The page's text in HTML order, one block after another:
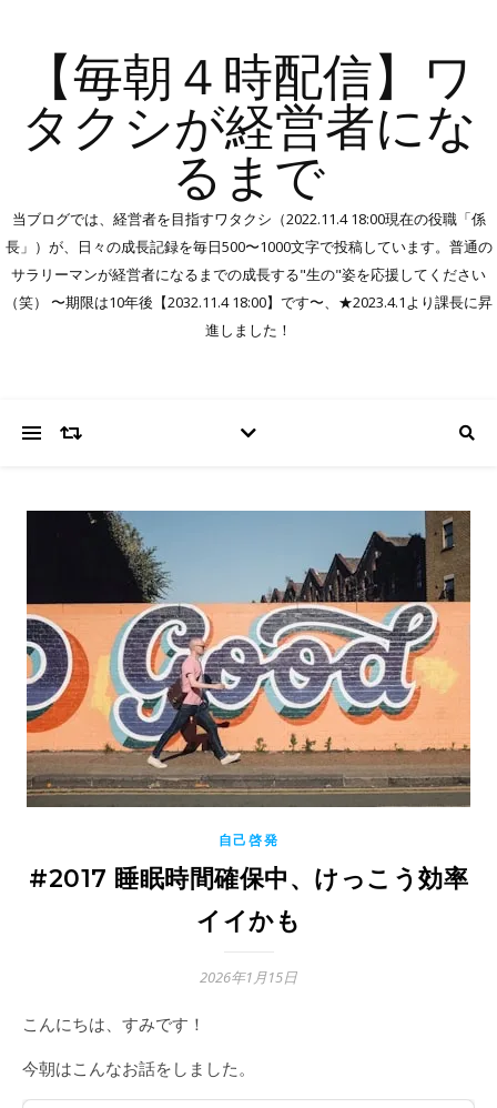
【毎朝４時配信】ワ
タクシが経営者にな
るまで
当ブログでは、経営者を目指すワタクシ（2022.11.4 18:00現在の役職「係
長」）が、日々の成長記録を毎日500〜1000文字で投稿しています。普通の
サラリーマンが経営者になるまでの成長する"生の"姿を応援してください
（笑） 〜期限は10年後【2032.11.4 18:00】です〜、★2023.4.1より課長に昇
進しました！
自己啓発
#2017 睡眠時間確保中、けっこう効率
イイかも
2026年1月15日
こんにちは、すみです！
今朝はこんなお話をしました。